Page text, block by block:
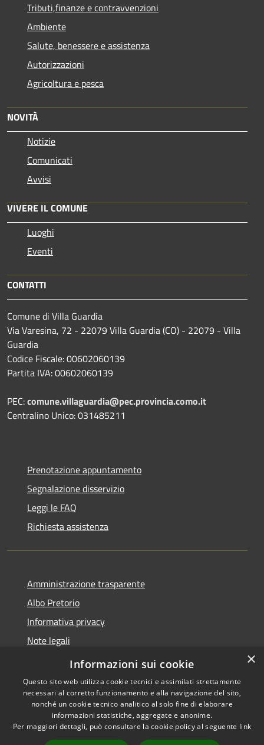
Tributi,finanze e contravvenzioni
Ambiente
Salute, benessere e assistenza
Autorizzazioni
Agricoltura e pesca
NOVITÀ
Notizie
Comunicati
Avvisi
VIVERE IL COMUNE
Luoghi
Eventi
CONTATTI
Comune di Villa Guardia
Via Varesina, 72 - 22079 Villa Guardia (CO) - 22079 - Villa
Guardia
Codice Fiscale: 00602060139
Partita IVA: 00602060139
PEC:comune.villaguardia@pec.provincia.como.it
Centralino Unico: 031485211
Prenotazione appuntamento
Segnalazione disservizio
Leggi le FAQ
Richiesta assistenza
Amministrazione trasparente
Albo Pretorio
Informativa privacy
Note legali
Dichiarazione di accessibilità
Accessibilità
Copyright © 2026 • Comune di
Villa Guardia • Powered by
×
Informazioni sui cookie
Questo sito web utilizza cookie tecnici e assimilati strettamente
necessari al corretto funzionamento e alla navigazione del sito,
nonché un cookie tecnico analitico al solo fine di elaborare
informazioni statistiche, aggregate e anonime.
Per maggiori dettagli, può consultare la cookie policy al seguente link